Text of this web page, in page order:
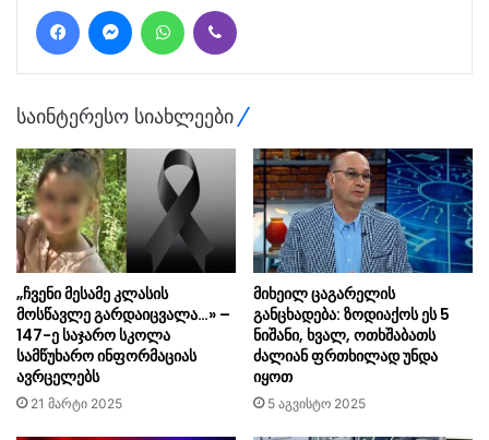
FacebookMessengerWhatsApp
საინტერესო სიახლეები
„ჩვენი მესამე კლასის
მოსწავლე გარდაიცვალა…» –
147-ე საჯარო სკოლა
სამწუხარო ინფორმაციას
ავრცელებს
21 მარტი 2025
მიხეილ ცაგარელის
განცხადება: ზოდიაქოს ეს 5
ნიშანი, ხვალ, ოთხშაბათს
ძალიან ფრთხილად უნდა
იყოთ
5 აგვისტო 2025